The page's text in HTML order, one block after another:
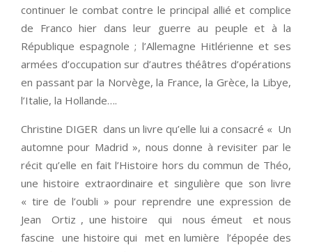
continuer le combat contre le principal allié et complice
de Franco hier dans leur guerre au peuple et à la
République espagnole ; l’Allemagne Hitlérienne et ses
armées d’occupation sur d’autres théâtres d’opérations
en passant par la Norvège, la France, la Grèce, la Libye,
l’Italie, la Hollande….
Christine DIGER dans un livre qu’elle lui a consacré « Un
automne pour Madrid », nous donne à revisiter par le
récit qu’elle en fait l’Histoire hors du commun de Théo,
une histoire extraordinaire et singulière que son livre
« tire de l’oubli » pour reprendre une expression de
Jean Ortiz , une histoire qui nous émeut et nous
fascine une histoire qui met en lumière l’épopée des